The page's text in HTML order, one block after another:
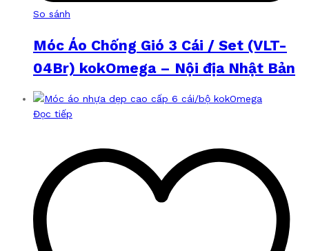
So sánh
Móc Áo Chống Gió 3 Cái / Set (VLT-
04Br) kokOmega – Nội địa Nhật Bản
Đọc tiếp